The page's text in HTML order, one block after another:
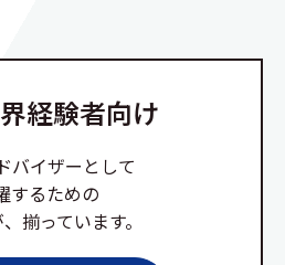
経験者向け
バイザーとして
するための
揃っています。